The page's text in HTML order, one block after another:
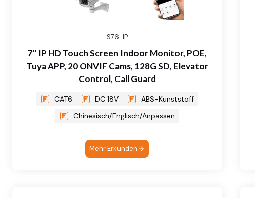
S76-IP
7″ IP HD Touch Screen Indoor Monitor, POE,
Tuya APP, 20 ONVIF Cams, 128G SD, Elevator
Control, Call Guard
CAT6 DC 18V
ABS-Kunststoff
Chinesisch/Englisch/Anpassen
Mehr Erkunden